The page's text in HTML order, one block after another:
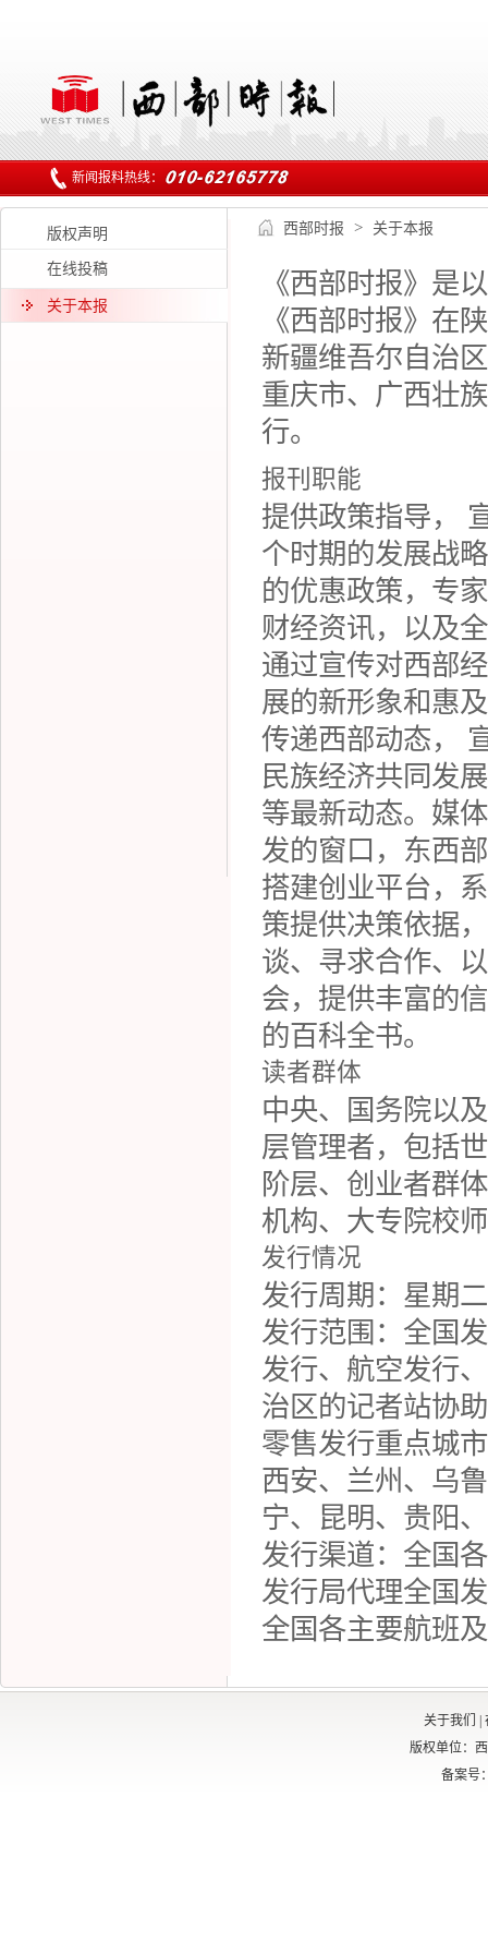
新闻报料热线：
版权声明
在线投稿
关于本报
西部时报 > 关于本报
《西部时报》是
《西部时报》在
新疆维吾尔自治
重庆市、广西壮
行。
报刊职能
提供政策指导，
个时期的发展战
的优惠政策，专
财经资讯，以及
通过宣传对西部
展的新形象和惠
传递西部动态，
民族经济共同发
等最新动态。媒
发的窗口，东西
搭建创业平台，
策提供决策依据
谈、寻求合作、
会，提供丰富的
的百科全书。
读者群体
中央、国务院以
层管理者，包括
阶层、创业者群
机构、大专院校
发行情况
发行周期 ：星期
发行范围 ：全国
发行、航空发行
治区的记者站协
零售发行重点城
西安、兰州、乌
宁、昆明、贵阳
发行渠道： 全国
发行局代理全国
全国各主要航班
关于我们
版权单位：
备案号